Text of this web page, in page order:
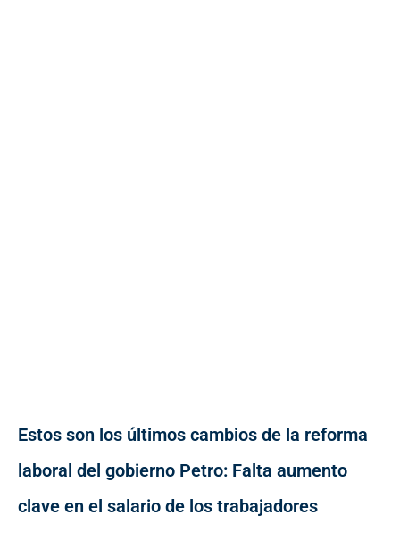
Estos son los últimos cambios de la reforma
laboral del gobierno Petro: Falta aumento
clave en el salario de los trabajadores